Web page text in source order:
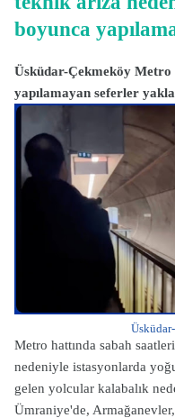
boyunca
Üsküdar-Çekmeköy Metro
yapılamayan seferler
Metro hattında sabah
nedeniyle istasyonlarda
gelen yolcular kalabalık
Ümraniye'de,